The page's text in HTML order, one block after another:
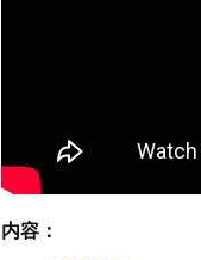
内容：